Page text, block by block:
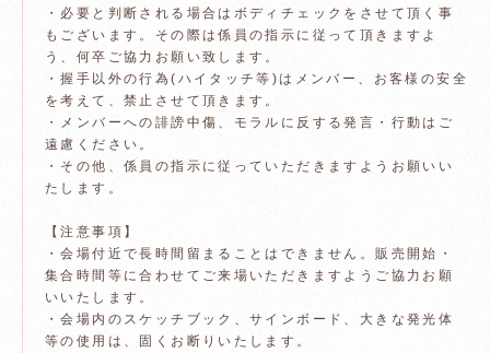
・必要と判断される場合はボディチェックをさせて頂く事
もございます。その際は係員の指示に従って頂きますよ
う、何卒ご協力お願い致します。
・握手以外の行為(ハイタッチ等)はメンバー、お客様の安全
を考えて、禁止させて頂きます。
・メンバーへの誹謗中傷、モラルに反する発言・行動はご
遠慮ください。
・その他、係員の指示に従っていただきますようお願いい
たします。
【注意事項】
・会場付近で長時間留まることはできません。販売開始・
集合時間等に合わせてご来場いただきますようご協力お願
いいたします。
・会場内のスケッチブック、サインボード、大きな発光体
等の使用は、固くお断りいたします。